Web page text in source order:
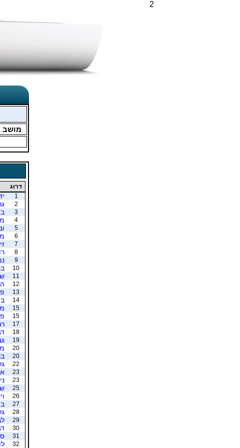
2
מושב
דרוג
1
2
3
4
5
6
7
8
9
10
11
12
13
14
15
15
17
18
19
20
20
22
23
23
25
26
27
28
29
30
31
32